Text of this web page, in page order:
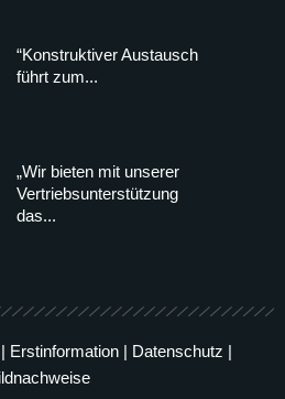
“Konstruktiver Austausch
führt zum...
„Wir bieten mit unserer
Vertriebsunterstützung
das...
| Erstinformation| Datenschutz |